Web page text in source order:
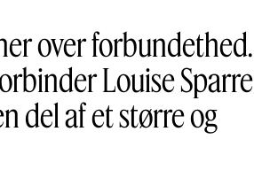
over forbundethed.
Louise Sparre
del af et større og